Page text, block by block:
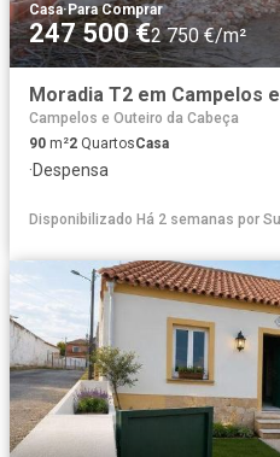
Casa·Para Comprar
247 500 €2 750 €/m²
Moradia T2 em Campelos
Campelos e Outeiro da Cabeça
90 m²2 QuartosCasa
·Despensa
Disponibilizado Há 2 semanas por